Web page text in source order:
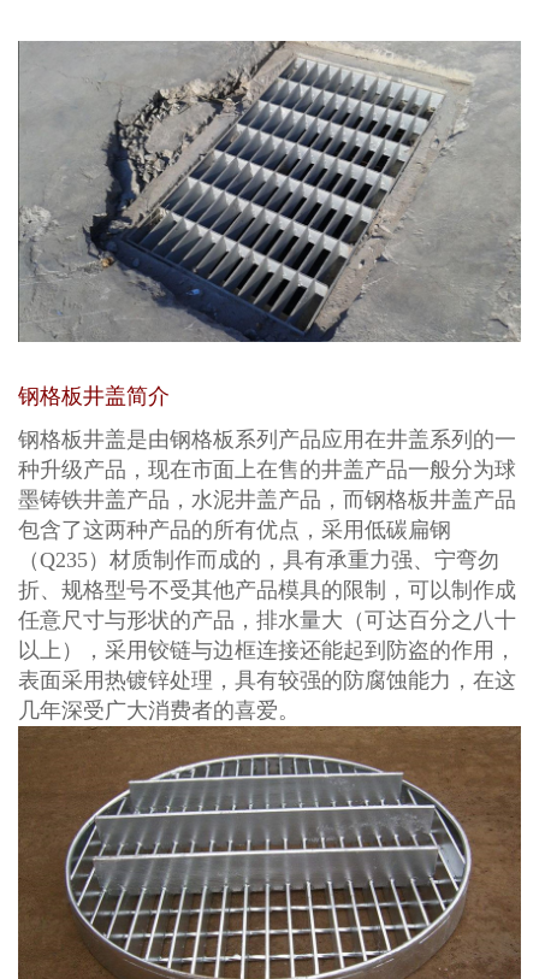
钢格板井盖简介
钢格板井盖是由钢格板系列产品应用在井盖系列的一
种升级产品，现在市面上在售的井盖产品一般分为球
墨铸铁井盖产品，水泥井盖产品，而钢格板井盖产品
包含了这两种产品的所有优点，采用低碳扁钢
（Q235）材质制作而成的，具有承重力强、宁弯勿
折、规格型号不受其他产品模具的限制，可以制作成
任意尺寸与形状的产品，排水量大（可达百分之八十
以上），采用铰链与边框连接还能起到防盗的作用，
表面采用热镀锌处理，具有较强的防腐蚀能力，在这
几年深受广大消费者的喜爱。